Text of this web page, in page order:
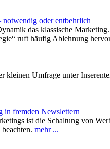
oder entbehrlich
das klassische
ruft häufig Ablehnung
Umfrage unter
fremden Newslettern
ist die Schaltung von
mehr ...